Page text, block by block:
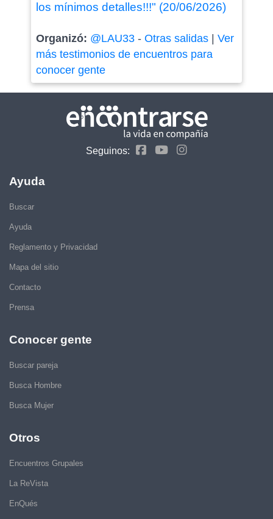
los mínimos detalles!!!" (20/06/2026)
Organizó: @LAU33- Otras salidas| Ver
más testimonios de encuentros para
conocer gente
Seguinos:
Ayuda
Buscar
Ayuda
Reglamento y Privacidad
Mapa del sitio
Contacto
Prensa
Conocer gente
Buscar pareja
Busca Hombre
Busca Mujer
Otros
Encuentros Grupales
La ReVista
EnQués